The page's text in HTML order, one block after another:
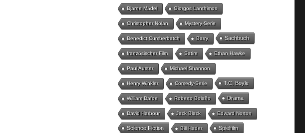
Bjarne Mädel Giorgos Lanthimos
Christopher Nolan Mystery-Serie
Benedict Cumberbatch Barry Sachbuch
französischer Film Satire Ethan Hawke
Paul Auster Michael Shannon
Henry Winkler Comedy-Serie T.C. Boyle
William Dafoe Roberto Bolaño Drama
David Harbour Jack Black Edward Norton
Science Fiction Bill Hader Spielfilm